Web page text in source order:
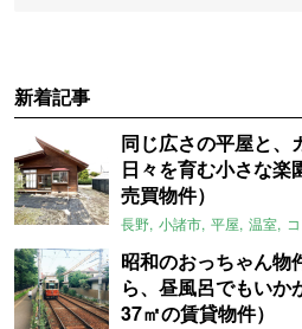
新着記事
同じ広さの平屋と、
日々を育む小さな楽
売買物件）
長野 小諸市 平屋 温室
昭和のおっちゃん物
ら、昼風呂でもいか
37㎡の賃貸物件）